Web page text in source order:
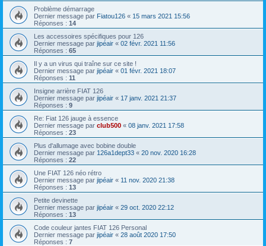
Problème démarrage
Dernier message par Fiatou126 « 15 mars 2021 15:56
Réponses : 14
Les accessoires spécifiques pour 126
Dernier message par jipéair « 02 févr. 2021 11:56
Réponses : 65
Il y a un virus qui traîne sur ce site !
Dernier message par jipéair « 01 févr. 2021 18:07
Réponses : 11
Insigne arrière FIAT 126
Dernier message par jipéair « 17 janv. 2021 21:37
Réponses : 9
Re: Fiat 126 jauge à essence
Dernier message par club500 « 08 janv. 2021 17:58
Réponses : 23
Plus d'allumage avec bobine double
Dernier message par 126a1dept33 « 20 nov. 2020 16:28
Réponses : 22
Une FIAT 126 néo rétro
Dernier message par jipéair « 11 nov. 2020 21:38
Réponses : 13
Petite devinette
Dernier message par jipéair « 29 oct. 2020 22:12
Réponses : 13
Code couleur jantes FIAT 126 Personal
Dernier message par jipéair « 28 août 2020 17:50
Réponses : 7